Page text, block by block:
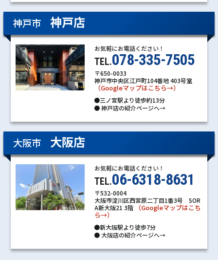
神戸市 神戸店
お気軽にお電話ください！
TEL.078-335-7505
〒650-0033
神戸市中央区江戸町104番地 403号室
（Googleマップはこちら→）
●三ノ宮駅より徒歩約13分
●神戸店の紹介ページへ→
大阪市 大阪店
お気軽にお電話ください！
TEL.06-6318-8631
〒532-0004
大阪市淀川区西宮原二丁目1番3号 SOR
A新大阪21 3階
（Googleマップはこち
ら→）
●新大阪駅より徒歩7分
●大阪店の紹介ページへ→